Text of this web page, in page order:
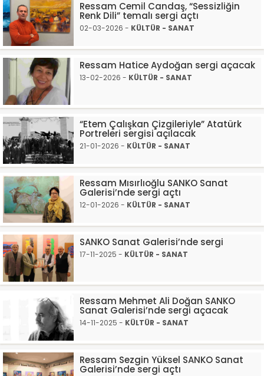
Ressam Cemil Candaş, “Sessizliğin
Renk Dili” temalı sergi açtı
02-03-2026 - KÜLTÜR - SANAT
Ressam Hatice Aydoğan sergi açacak
13-02-2026 - KÜLTÜR - SANAT
“Etem Çalışkan Çizgileriyle” Atatürk
Portreleri sergisi açılacak
21-01-2026 - KÜLTÜR - SANAT
Ressam Mısırlıoğlu SANKO Sanat
Galerisi’nde sergi açtı
12-01-2026 - KÜLTÜR - SANAT
SANKO Sanat Galerisi’nde sergi
17-11-2025 - KÜLTÜR - SANAT
Ressam Mehmet Ali Doğan SANKO
Sanat Galerisi’nde sergi açacak
14-11-2025 - KÜLTÜR - SANAT
Ressam Sezgin Yüksel SANKO Sanat
Galerisi’nde sergi açtı